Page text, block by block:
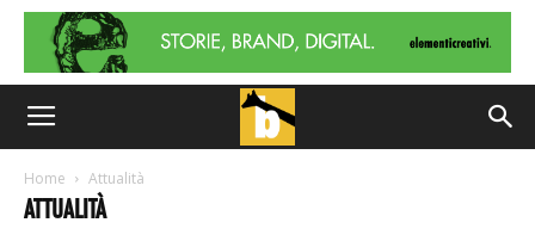
Home Attualità
ATTUALITÀ